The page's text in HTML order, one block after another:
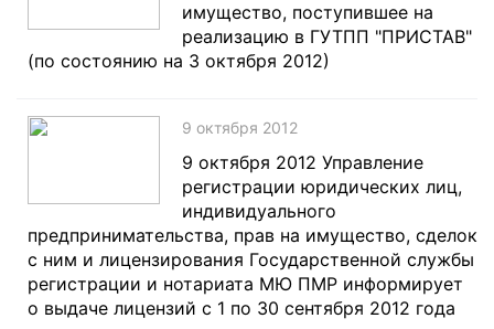
имущество, поступившее на
реализацию в ГУТПП "ПРИСТАВ"
(по состоянию на 3 октября 2012)
9 октября 2012
9 октября 2012 Управление
регистрации юридических лиц,
индивидуального
предпринимательства, прав на имущество, сделок
с ним и лицензирования Государственной службы
регистрации и нотариата МЮ ПМР информирует
о выдаче лицензий с 1 по 30 сентября 2012 года